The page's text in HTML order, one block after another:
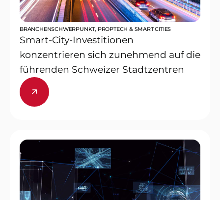
BRANCHENSCHWERPUNKT, PROPTECH & SMART CITIES
Smart-City-Investitionen
konzentrieren sich zunehmend auf die
führenden Schweizer Stadtzentren